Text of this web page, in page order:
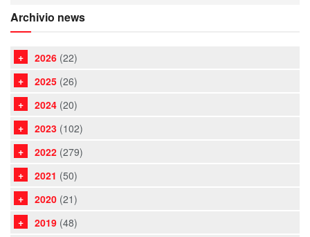
Archivio news
2026 (22)
2025 (26)
2024 (20)
2023 (102)
2022 (279)
2021 (50)
2020 (21)
2019 (48)